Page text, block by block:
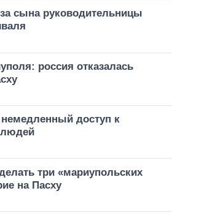
сына руководительницы
россия отказалась
доступ к
людей
три «мариупольских
на Пасху